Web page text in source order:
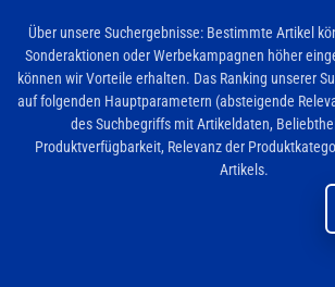
Über unsere Suchergebnisse: Bestimmte Artikel
Sonderaktionen oder Werbekampagnen höher
können wir Vorteile erhalten. Das Ranking unserer
auf folgenden Hauptparametern (absteigende
des Suchbegriffs mit Artikeldaten,
Produktverfügbarkeit, Relevanz der
Artikels.